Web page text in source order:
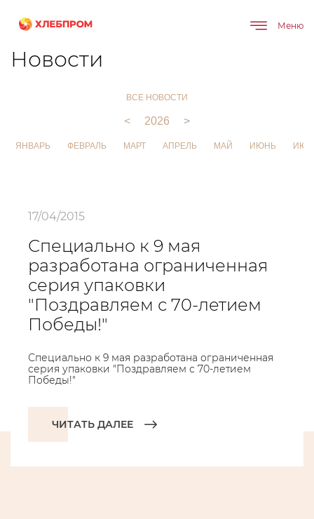
Меню
Главная О компании
Новости
ВСЕ НОВОСТИ
< 2026 >
ЯНВАРЬ ФЕВРАЛЬ МАРТ АПРЕЛЬ МАЙ ИЮНЬ
17/04/2015
Специально к 9 мая
разработана ограниченная
серия упаковки
"Поздравляем с 70-летием
Победы!"
Специально к 9 мая разработана ограниченная
серия упаковки "Поздравляем с 70-летием
Победы!"
ЧИТАТЬ ДАЛЕЕ